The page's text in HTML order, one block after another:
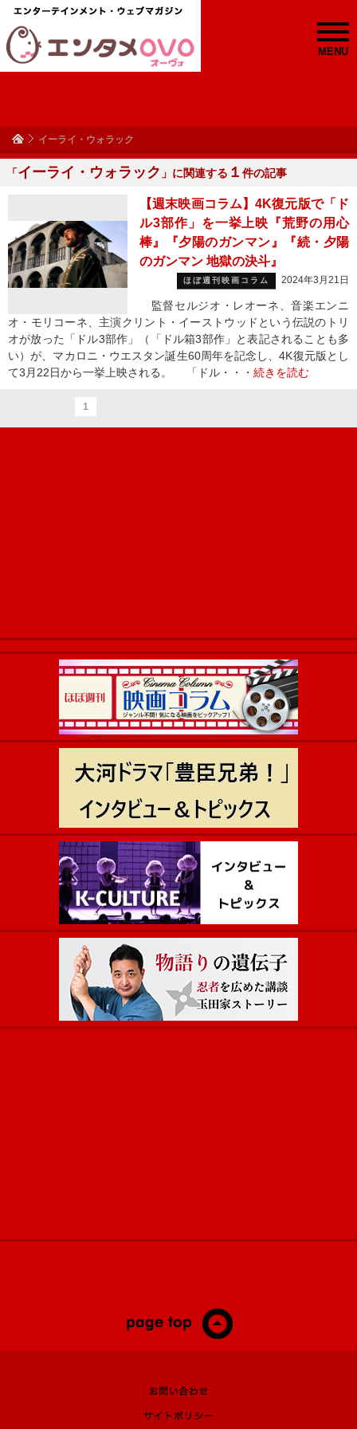
MENU
イーライ・ウォラック
「イーライ・ウォラック 」に関連する １ 件の記事
【週末映画コラム】4K復元版で「ド
ル3部作」を一挙上映『荒野の用心
棒』『夕陽のガンマン』『続・夕陽
のガンマン 地獄の決斗』
ほぼ週刊映画コラム 2024年3月21日
監督セルジオ・レオーネ、音楽エンニ
オ・モリコーネ、主演クリント・イーストウッドという伝説のトリ
オが放った「ドル3部作」（「ドル箱3部作」と表記されることも多
い）が、マカロニ・ウエスタン誕生60周年を記念し、4K復元版とし
て3月22日から一挙上映される。 「ドル・・・ 続きを読む
1